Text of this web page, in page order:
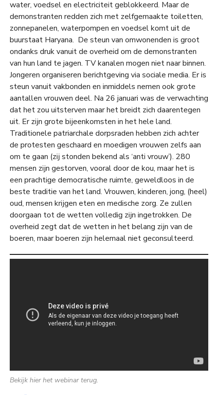
water, voedsel en electriciteit geblokkeerd. Maar de
demonstranten redden zich met zelfgemaakte toiletten,
zonnepanelen, waterpompen en voedsel komt uit de
buurstaat Haryana. De steun van omwonenden is groot
ondanks druk vanuit de overheid om de demonstranten
van hun land te jagen. TV kanalen mogen niet naar binnen.
Jongeren organiseren berichtgeving via sociale media. Er is
steun vanuit vakbonden en inmiddels nemen ook grote
aantallen vrouwen deel. Na 26 januari was de verwachting
dat het zou uitsterven maar het breidt zich daarentegen
uit. Er zijn grote bijeenkomsten in het hele land.
Traditionele patriarchale dorpsraden hebben zich achter
de protesten geschaard en moedigen vrouwen zelfs aan
om te gaan (zij stonden bekend als ‘anti vrouw’). 280
mensen zijn gestorven, vooral door de kou, maar het is
een prachtige democratische ruimte, geweldloos in de
beste traditie van het land. Vrouwen, kinderen, jong, (heel)
oud, mensen krijgen eten en medische zorg. Ze zullen
doorgaan tot de wetten volledig zijn ingetrokken. De
overheid zegt dat de wetten in het belang zijn van de
boeren, maar boeren zijn helemaal niet geconsulteerd.
Bekijk hier het webinar terug.